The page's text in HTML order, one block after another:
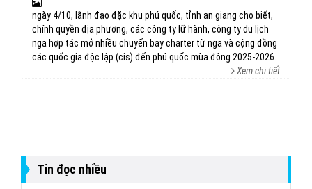
ngày 4/10, lãnh đạo đặc khu phú quốc, tỉnh an giang cho biết,
chính quyền địa phương, các công ty lữ hành, công ty du lịch
nga hợp tác mở nhiều chuyến bay charter từ nga và cộng đồng
các quốc gia độc lập (cis) đến phú quốc mùa đông 2025-2026.
Xem chi tiết
Tin đọc nhiều